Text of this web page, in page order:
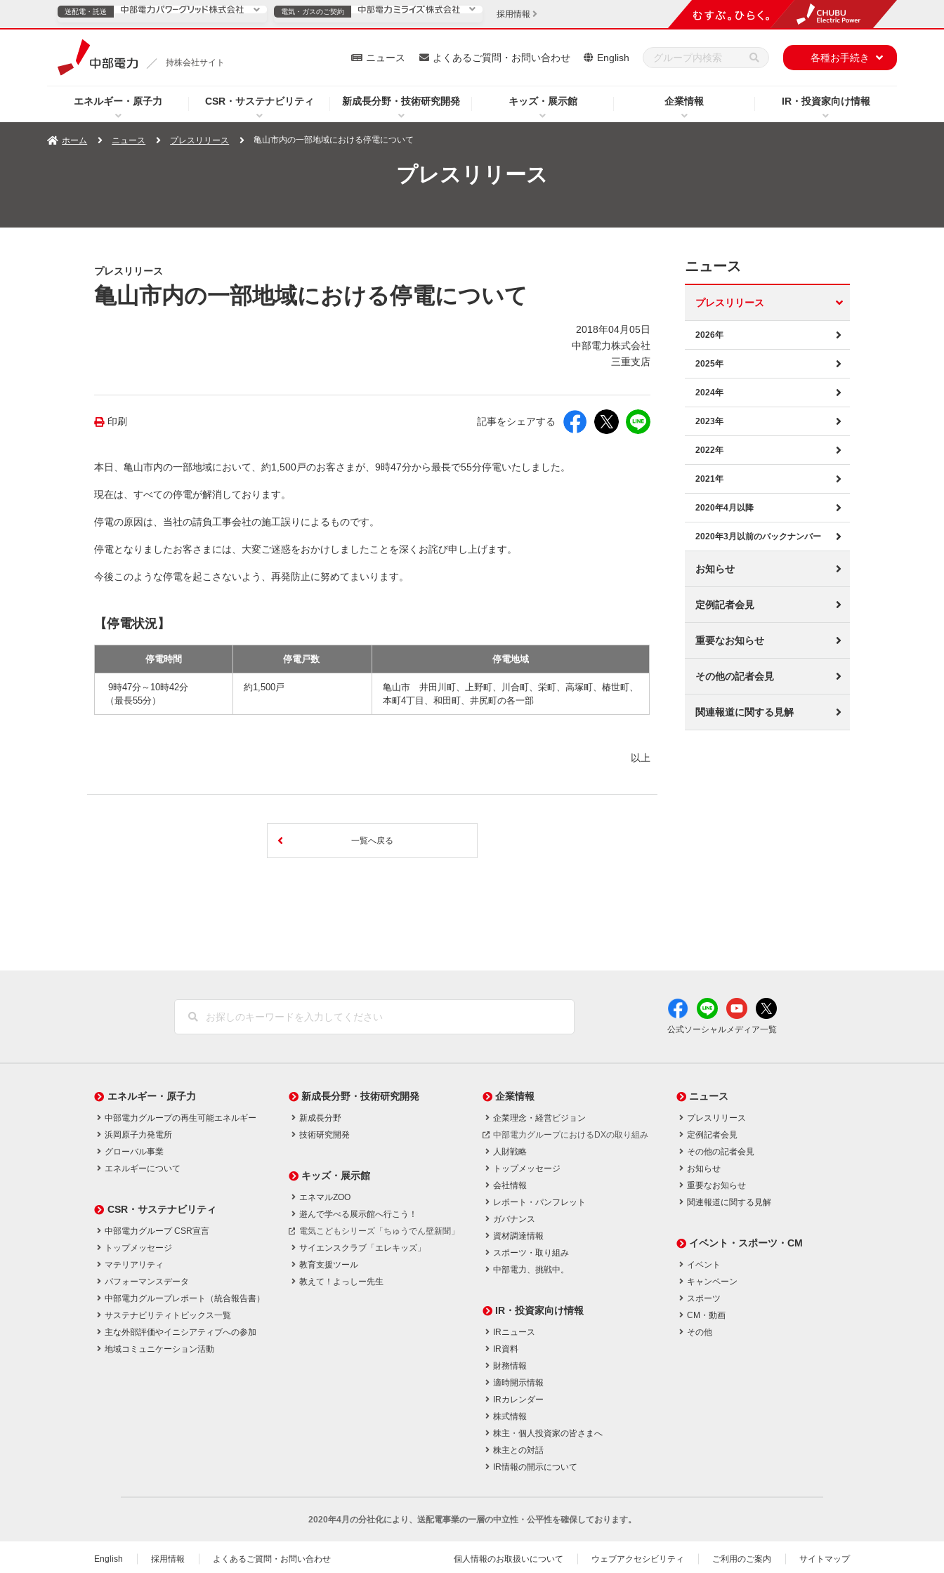
持株会社サイト
エネルギー・原子力 CSR・サステナビリティ 新成長分野・技術研究開発 キッズ・展示館 企業情報 IR・投資家向け情報
ニュース よくあるご質問・お問い合わせ English 各種お手続き
送配電・託送
TOPページへ ご案内 安定供給
企業情報
電気・ガスのご契約
電気・ガスのご契約
TOPページへ 個人のお客さま 法人のお客さま
採用情報
ホーム ニュース プレスリリース 亀山市内の一部地域における停電について
プレスリリース
プレスリリース
亀山市内の一部地域における停電について
2018年04月05日
中部電力株式会社
三重支店
印刷 記事をシェアする
本日、亀山市内の一部地域において、約1,500戸のお客さまが、9時47分から最長で55分停電いたしました。
現在は、すべての停電が解消しております。
停電の原因は、当社の請負工事会社の施工誤りによるものです。
停電となりましたお客さまには、大変ご迷惑をおかけしましたことを深くお詫び申し上げます。
今後このような停電を起こさないよう、再発防止に努めてまいります。
【停電状況】
停電時間 停電戸数 停電地域
9時47分～10時42分
（最長55分）
約1,500戸
亀山市 井田川町、上野町、川合町、栄町、高塚町、椿世町、
本町4丁目、和田町、井尻町の各一部
以上
一覧へ戻る
ニュース
プレスリリース
2026年
2025年
2024年
2023年
2022年
2021年
2020年4月以降
2020年3月以前のバックナンバー
お知らせ
定例記者会見
重要なお知らせ
その他の記者会見
関連報道に関する見解
公式ソーシャルメディア一覧
エネルギー・原子力
中部電力グループの再生可能エネルギー
浜岡原子力発電所
グローバル事業
エネルギーについて
CSR・サステナビリティ
中部電力グループ CSR宣言
トップメッセージ
マテリアリティ
パフォーマンスデータ
中部電力グループレポート（統合報告書）
サステナビリティトピックス一覧
主な外部評価やイニシアティブへの参加
地域コミュニケーション活動
新成長分野・技術研究開発
新成長分野
技術研究開発
キッズ・展示館
エネマルZOO
遊んで学べる展示館へ行こう！
電気こどもシリーズ「ちゅうでん壁新聞」
サイエンスクラブ「エレキッズ」
教育支援ツール
教えて！よっしー先生
企業情報
企業理念・経営ビジョン
中部電力グループにおけるDXの取り組み
人財戦略
トップメッセージ
会社情報
レポート・パンフレット
ガバナンス
資材調達情報
スポーツ・取り組み
中部電力、挑戦中。
IR・投資家向け情報
IRニュース
IR資料
財務情報
適時開示情報
IRカレンダー
株式情報
株主・個人投資家の皆さまへ
株主との対話
IR情報の開示について
ニュース
プレスリリース
定例記者会見
その他の記者会見
お知らせ
重要なお知らせ
関連報道に関する見解
イベント・スポーツ・CM
イベント
キャンペーン
スポーツ
CM・動画
その他
2020年4月の分社化により、 送配電事業の一層の中立性・公平性を確保しております。
English 採用情報 よくあるご質問・お問い合わせ 個人情報のお取扱いについて ウェブアクセシビリティ ご利用のご案内 サイトマップ